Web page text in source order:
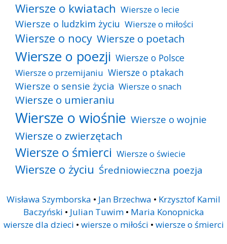
Wiersze o kwiatach Wiersze o lecie
Wiersze o ludzkim życiu Wiersze o miłości
Wiersze o nocy Wiersze o poetach
Wiersze o poezji Wiersze o Polsce
Wiersze o przemijaniu Wiersze o ptakach
Wiersze o sensie życia Wiersze o snach
Wiersze o umieraniu
Wiersze o wiośnie Wiersze o wojnie
Wiersze o zwierzętach
Wiersze o śmierci Wiersze o świecie
Wiersze o życiu Średniowieczna poezja
Wisława Szymborska • Jan Brzechwa • Krzysztof Kamil
Baczyński • Julian Tuwim• Maria Konopnicka
wiersze dla dzieci • wiersze o miłości • wiersze o śmierci